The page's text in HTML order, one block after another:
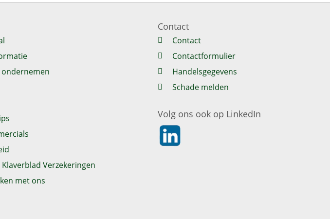
Verzekeringen
met ons
Contact
Contact
Contactformulier
Handelsgegevens
Schade melden
Volg ons ook op LinkedIn
https://nl.linkedin.com/company/klaverblad-